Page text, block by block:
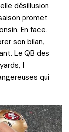
désillusion
promet
En face,
son bilan,
Le QB des
1
qui